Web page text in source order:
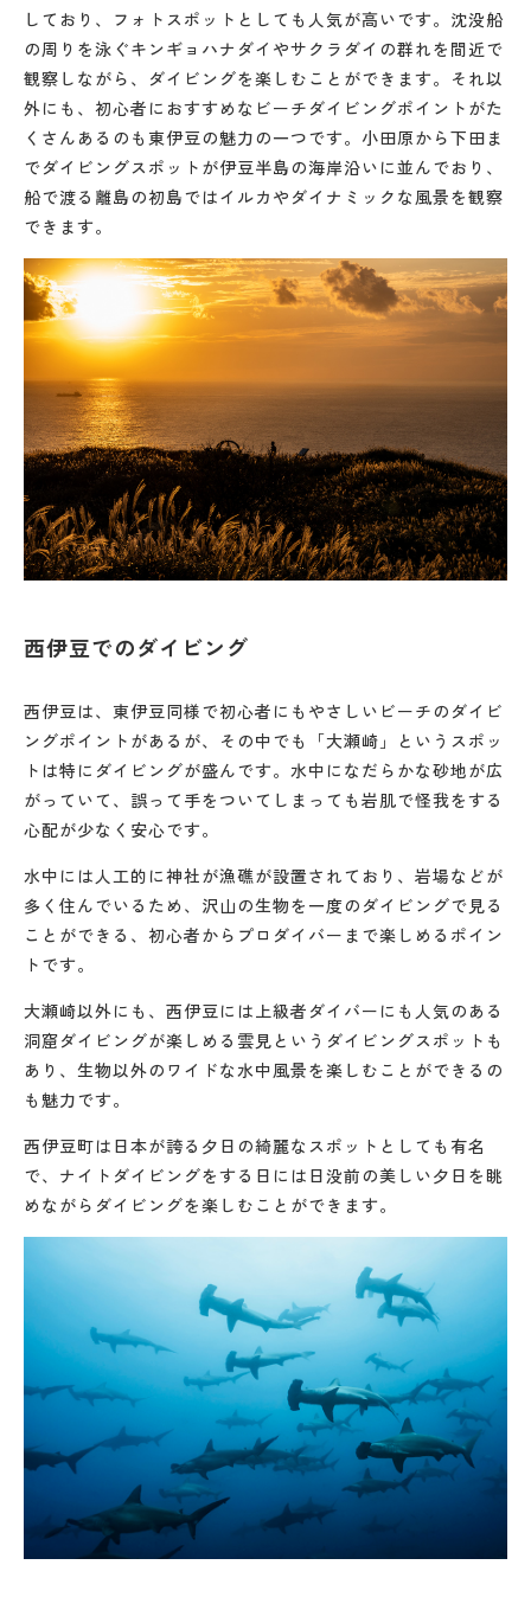
しており、フォトスポットとしても人気が高いです。沈没船
の周りを泳ぐキンギョハナダイやサクラダイの群れを間近で
観察しながら、ダイビングを楽しむことができます。それ以
外にも、初心者におすすめなビーチダイビングポイントがた
くさんあるのも東伊豆の魅力の一つです。小田原から下田ま
でダイビングスポットが伊豆半島の海岸沿いに並んでおり、
船で渡る離島の初島ではイルカやダイナミックな風景を観察
できます。
西伊豆でのダイビング
西伊豆は、東伊豆同様で初心者にもやさしいビーチのダイビ
ングポイントがあるが、その中でも「大瀬崎」というスポッ
トは特にダイビングが盛んです。水中になだらかな砂地が広
がっていて、誤って手をついてしまっても岩肌で怪我をする
心配が少なく安心です。
水中には人工的に神社が漁礁が設置されており、岩場などが
多く住んでいるため、沢山の生物を一度のダイビングで見る
ことができる、初心者からプロダイバーまで楽しめるポイン
トです。
大瀬崎以外にも、西伊豆には上級者ダイバーにも人気のある
洞窟ダイビングが楽しめる雲見というダイビングスポットも
あり、生物以外のワイドな水中風景を楽しむことができるの
も魅力です。
西伊豆町は日本が誇る夕日の綺麗なスポットとしても有名
で、ナイトダイビングをする日には日没前の美しい夕日を眺
めながらダイビングを楽しむことができます。